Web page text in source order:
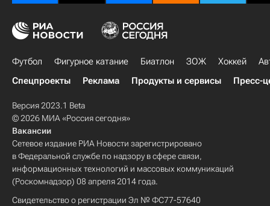
Футбол Фигурное катание Биатлон ЗОЖ Хоккей
Спецпроекты
Реклама Продукты и сервисы Пресс-
Версия 2023.1 Beta
© 2026 МИА «Россия сегодня»
Вакансии
Сетевое издание РИА Новости зарегистрировано
в Федеральной службе по надзору в сфере связи,
информационных технологий и массовых коммуникаций
(Роскомнадзор) 08 апреля 2014 года.
Свидетельство о регистрации Эл № ФС77-57640